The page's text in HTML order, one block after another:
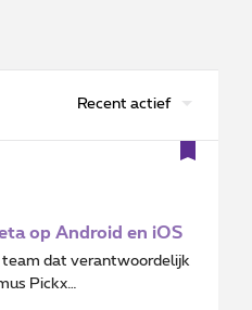
Recent actief
op Android en iOS
team dat verantwoordelijk
Pickx
voor een